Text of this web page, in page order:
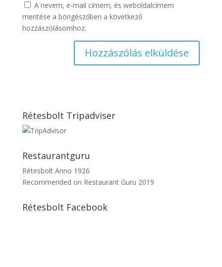
A nevem, e-mail címem, és weboldalcímem
mentése a böngészőben a következő
hozzászólásomhoz.
Rétesbolt Tripadviser
Restaurantguru
Rétesbolt Anno 1926
Recommended on Restaurant Guru 2019
Rétesbolt Facebook